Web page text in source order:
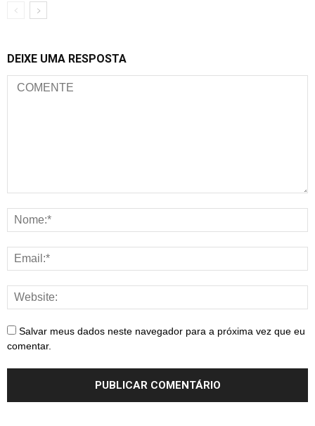
DEIXE UMA RESPOSTA
Salvar meus dados neste navegador para a próxima vez que eu
comentar.